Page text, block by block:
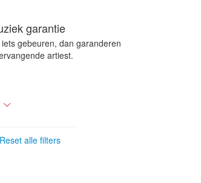
garantie
gebeuren, dan garanderen
artiest.
Reset alle filters